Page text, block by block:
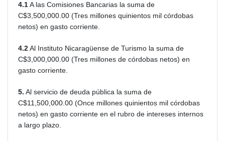
4.1A las Comisiones Bancarias la suma de
C$3,500,000.00 (Tres millones quinientos mil córdobas
netos) en gasto corriente.
4.2Al Instituto Nicaragüense de Turismo la suma de
C$3,000,000.00 (Tres millones de córdobas netos) en
gasto corriente.
5. Al servicio de deuda pública la suma de
C$11,500,000.00 (Once millones quinientos mil córdobas
netos) en gasto corriente en el rubro de intereses internos
a largo plazo.